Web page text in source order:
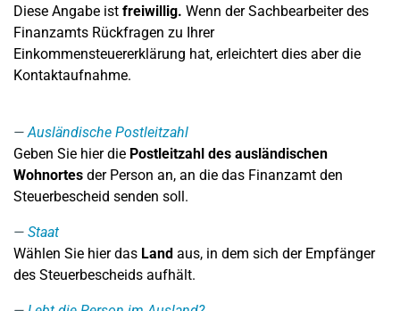
Diese Angabe ist freiwillig. Wenn der Sachbearbeiter des
Finanzamts Rückfragen zu Ihrer
Einkommensteuererklärung hat, erleichtert dies aber die
Kontaktaufnahme.
Ausländische Postleitzahl
Geben Sie hier die Postleitzahl des ausländischen
Wohnortes der Person an, an die das Finanzamt den
Steuerbescheid senden soll.
Staat
Wählen Sie hier das Land aus, in dem sich der Empfänger
des Steuerbescheids aufhält.